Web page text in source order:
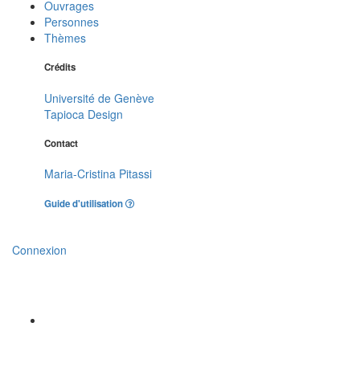
Ouvrages
Personnes
Thèmes
Crédits
Université de Genève
Tapioca Design
Contact
Maria-Cristina Pitassi
Guide d'utilisation
Connexion